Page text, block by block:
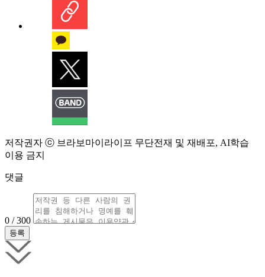
저작권자 ⓒ 브라보마이라이프 무단전재 및 재배포, AI학습
이용 금지
댓글
0 / 300